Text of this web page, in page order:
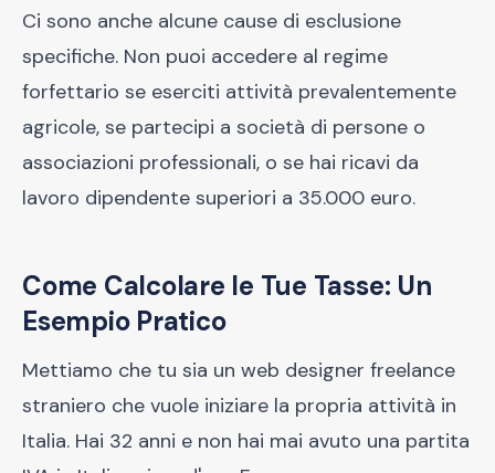
Ci sono anche alcune cause di esclusione
specifiche. Non puoi accedere al regime
forfettario se eserciti attività prevalentemente
agricole, se partecipi a società di persone o
associazioni professionali, o se hai ricavi da
lavoro dipendente superiori a 35.000 euro.
Come Calcolare le Tue Tasse: Un
Esempio Pratico
Mettiamo che tu sia un web designer freelance
straniero che vuole iniziare la propria attività in
Italia. Hai 32 anni e non hai mai avuto una partita